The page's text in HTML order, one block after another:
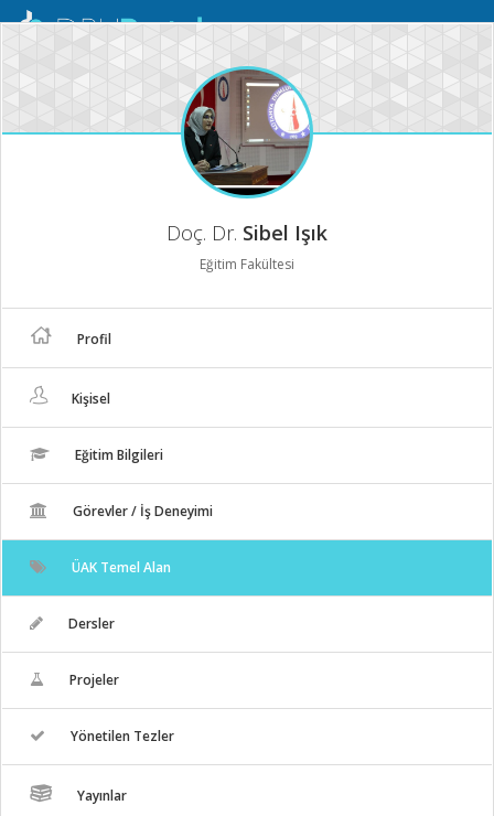
Mobil
Doç. Dr. Sibel Işık
Eğitim Fakültesi
Profil
Kişisel
Eğitim Bilgileri
Görevler / İş Deneyimi
ÜAK Temel Alan
Dersler
Projeler
Yönetilen Tezler
Yayınlar